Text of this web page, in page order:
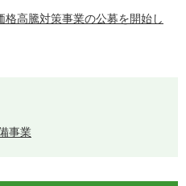
高騰対策事業の公募を開始し
事業